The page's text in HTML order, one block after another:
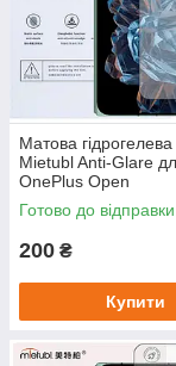
Матова гідрогелева
Mietubl Anti-Glare
OnePlus Open
Готово до відправки
200 ₴
Купити